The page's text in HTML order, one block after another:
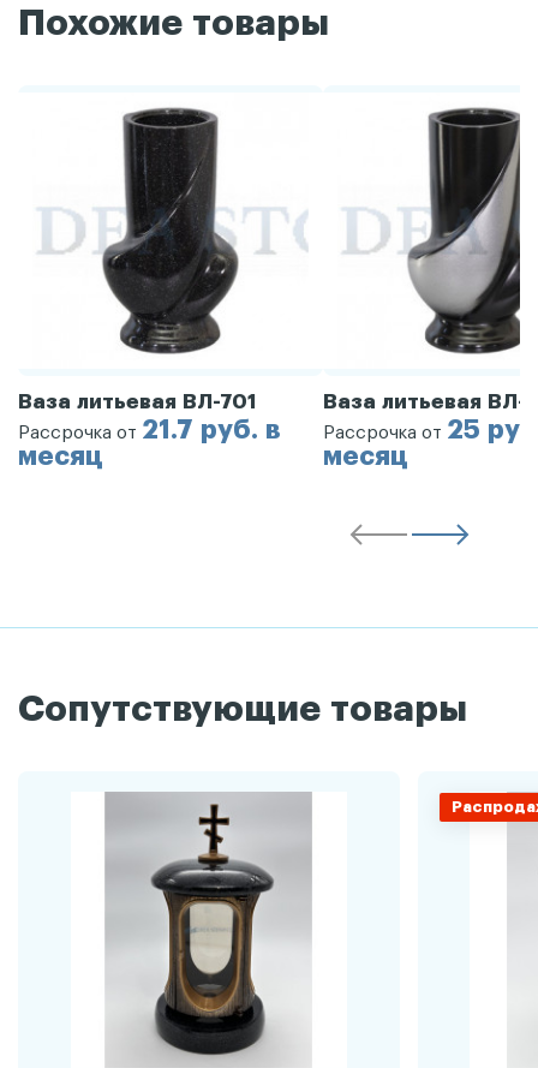
Похожие товары
Ваза литьевая ВЛ-701
Рассрочка от 21.7 руб. в
месяц
Ваза литьевая ВЛ-
Рассрочка от 25
месяц
Сопутствующие товары